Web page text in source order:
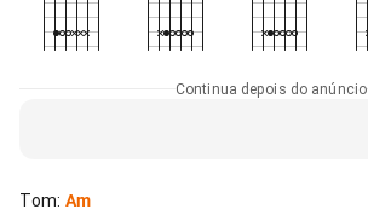
Continua depois do anúncio
Tom: Am